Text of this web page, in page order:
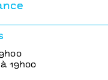
Jocson, Venuri
/ Sri
19h00